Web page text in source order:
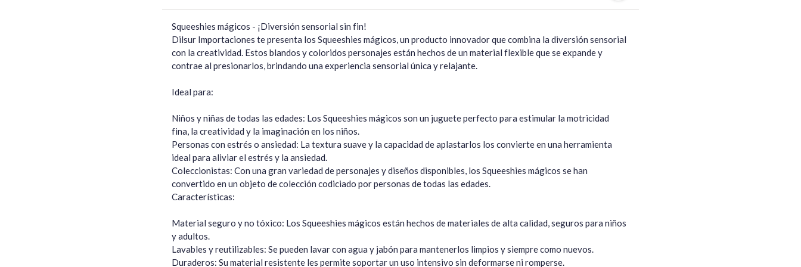
Squeeshies mágicos - ¡Diversión sensorial sin fin!
Dilsur Importaciones te presenta los Squeeshies mágicos, un producto innovador que combina la diversión sensorial
con la creatividad. Estos blandos y coloridos personajes están hechos de un material flexible que se expande y
contrae al presionarlos, brindando una experiencia sensorial única y relajante.
Ideal para:
Niños y niñas de todas las edades: Los Squeeshies mágicos son un juguete perfecto para estimular la motricidad
fina, la creatividad y la imaginación en los niños.
Personas con estrés o ansiedad: La textura suave y la capacidad de aplastarlos los convierte en una herramienta
ideal para aliviar el estrés y la ansiedad.
Coleccionistas: Con una gran variedad de personajes y diseños disponibles, los Squeeshies mágicos se han
convertido en un objeto de colección codiciado por personas de todas las edades.
Características:
Material seguro y no tóxico: Los Squeeshies mágicos están hechos de materiales de alta calidad, seguros para niños
y adultos.
Lavables y reutilizables: Se pueden lavar con agua y jabón para mantenerlos limpios y siempre como nuevos.
Duraderos: Su material resistente les permite soportar un uso intensivo sin deformarse ni romperse.